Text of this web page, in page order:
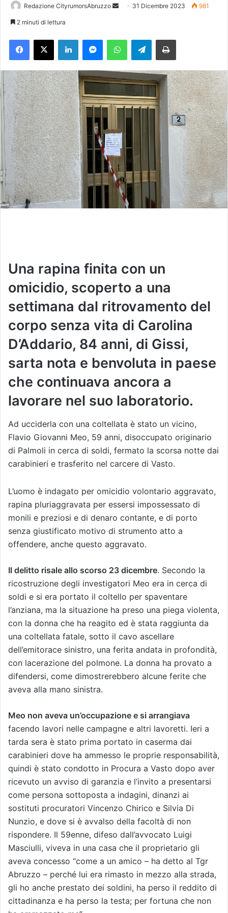
Redazione CityrumorsAbruzzo
a
n
e
a
31 Dicembre 2023 981
2 minuti di lettura
Telegram
Una rapina finita con un
omicidio, scoperto a una
settimana dal ritrovamento del
corpo senza vita di Carolina
D’Addario, 84 anni, di Gissi,
sarta nota e benvoluta in paese
che continuava ancora a
lavorare nel suo laboratorio.
Ad ucciderla con una coltellata è stato un vicino,
Flavio Giovanni Meo, 59 anni, disoccupato originario
di Palmoli in cerca di soldi, fermato la scorsa notte dai
carabinieri e trasferito nel carcere di Vasto.
L’uomo è indagato per omicidio volontario aggravato,
rapina pluriaggravata per essersi impossessato di
monili e preziosi e di denaro contante, e di porto
senza giustificato motivo di strumento atto a
offendere, anche questo aggravato.
Il delitto risale allo scorso 23 dicembre. Secondo la
ricostruzione degli investigatori Meo era in cerca di
soldi e si era portato il coltello per spaventare
l’anziana, ma la situazione ha preso una piega violenta,
con la donna che ha reagito ed è stata raggiunta da
una coltellata fatale, sotto il cavo ascellare
dell’emitorace sinistro, una ferita andata in profondità,
con lacerazione del polmone. La donna ha provato a
difendersi, come dimostrerebbero alcune ferite che
aveva alla mano sinistra.
Meo non aveva un’occupazione e si arrangiava
facendo lavori nelle campagne e altri lavoretti. Ieri a
tarda sera è stato prima portato in caserma dai
carabinieri dove ha ammesso le proprie responsabilità,
quindi è stato condotto in Procura a Vasto dopo aver
ricevuto un avviso di garanzia e l’invito a presentarsi
come persona sottoposta a indagini, dinanzi ai
sostituti procuratori Vincenzo Chirico e Silvia Di
Nunzio, e dove si è avvalso della facoltà di non
rispondere. Il 59enne, difeso dall’avvocato Luigi
Masciulli, viveva in una casa che il proprietario gli
aveva concesso “come a un amico – ha detto al Tgr
Abruzzo – perché lui era rimasto in mezzo alla strada,
gli ho anche prestato dei soldini, ha perso il reddito di
cittadinanza e ha perso la testa; per fortuna che non